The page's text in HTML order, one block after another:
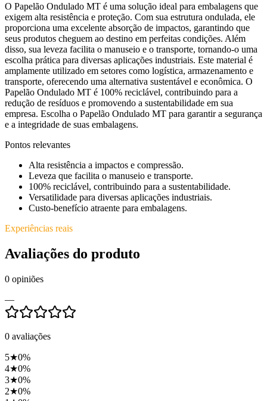
O Papelão Ondulado MT é uma solução ideal para embalagens que
exigem alta resistência e proteção. Com sua estrutura ondulada, ele
proporciona uma excelente absorção de impactos, garantindo que
seus produtos cheguem ao destino em perfeitas condições. Além
disso, sua leveza facilita o manuseio e o transporte, tornando-o uma
escolha prática para diversas aplicações industriais. Este material é
amplamente utilizado em setores como logística, armazenamento e
transporte, oferecendo uma alternativa sustentável e econômica. O
Papelão Ondulado MT é 100% reciclável, contribuindo para a
redução de resíduos e promovendo a sustentabilidade em sua
empresa. Escolha o Papelão Ondulado MT para garantir a segurança
e a integridade de suas embalagens.
Pontos relevantes
Alta resistência a impactos e compressão.
Leveza que facilita o manuseio e transporte.
100% reciclável, contribuindo para a sustentabilidade.
Versatilidade para diversas aplicações industriais.
Custo-benefício atraente para embalagens.
Experiências reais
Avaliações do produto
0 opiniões
—
0 avaliações
5★0%
4★0%
3★0%
2★0%